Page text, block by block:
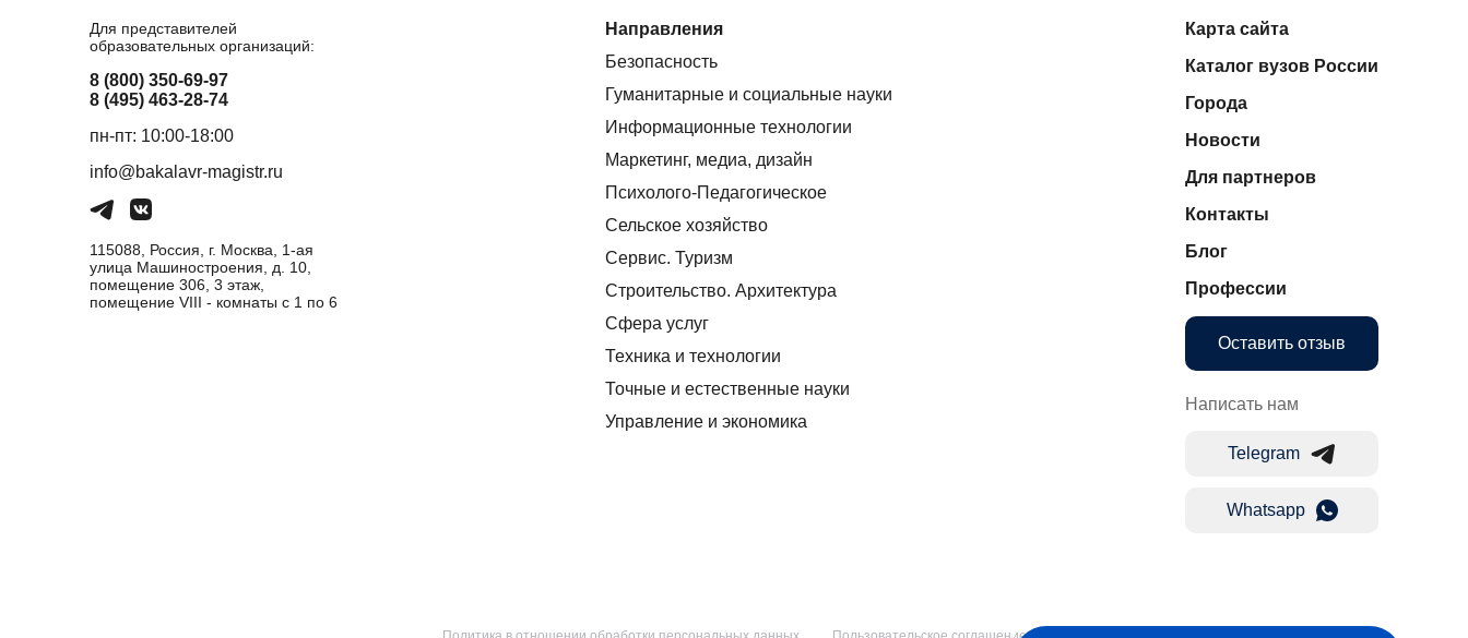
Для представителей
образовательных организаций:
8 (800) 350-69-97
8 (495) 463-28-74
пн-пт: 10:00-18:00
info@bakalavr-magistr.ru
115088, Россия, г. Москва, 1-ая
улица Машиностроения, д. 10,
помещение 306, 3 этаж,
помещение VIII - комнаты с 1 по 6
Направления
Безопасность
Гуманитарные и социальные науки
Информационные технологии
Маркетинг, медиа, дизайн
Психолого-Педагогическое
Сельское хозяйство
Сервис. Туризм
Строительство. Архитектура
Сфера услуг
Техника и технологии
Точные и естественные науки
Управление и экономика
Карта сайта
Каталог вузов России
Города
Новости
Для партнеров
Контакты
Блог
Профессии
Оставить отзыв
Написать нам
Telegram
Whatsapp